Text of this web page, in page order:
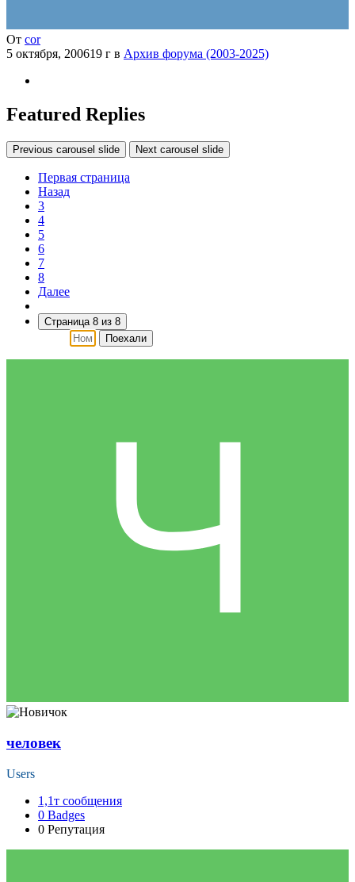
От cor
5 октября, 200619 г в Архив форума (2003-2025)
Featured Replies
Previous carousel slide Next carousel slide
Первая страница
Назад
3
4
5
6
7
8
Далее
Страница 8 из 8
Поехали
человек
Users
1,1т сообщения
0 Badges
0 Репутация